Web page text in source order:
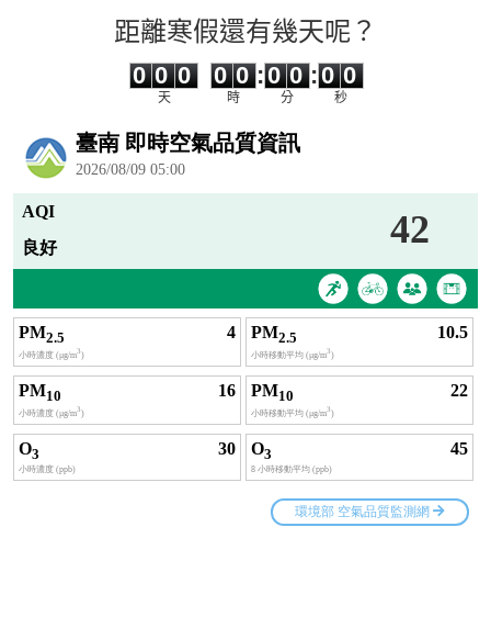
距離寒假還有幾天呢？
0
0
0
0
0
0
天
0
0
0
0
時
:
0
0
0
0
分
:
0
0
0
0
秒